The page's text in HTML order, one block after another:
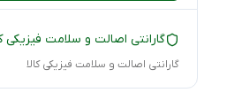
گارانتی اصالت و سلامت فیزیکی
گارانتی اصالت و سلامت فیزیکی کالا